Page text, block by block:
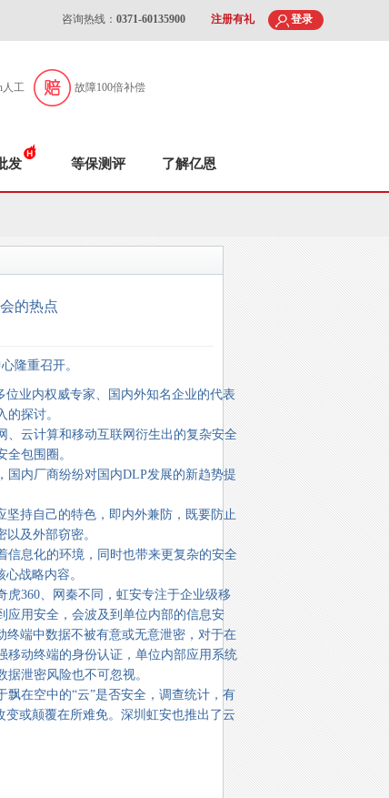
咨询热线： 0371-60135900 注册有礼 登录
人工 故障100倍补偿
发 等保测评 了解亿恩
的热点
隆重召开。
业内权威专家、国内外知名企业的代表
探讨。
云计算和移动互联网衍生出的复杂安全
包围圈。
内厂商纷纷对国内DLP发展的新趋势提
持自己的特色，即内外兼防，既要防止
及外部窃密。
息化的环境，同时也带来更复杂的安全
战略内容。
360、网秦不同，虹安专注于企业级移
应用安全，会波及到单位内部的信息安
端中数据不被有意或无意泄密，对于在
移动终端的身份认证，单位内部应用系统
泄密风险也不可忽视。
在空中的“云”是否安全，调查统计，有
或颠覆在所难免。深圳虹安也推出了云